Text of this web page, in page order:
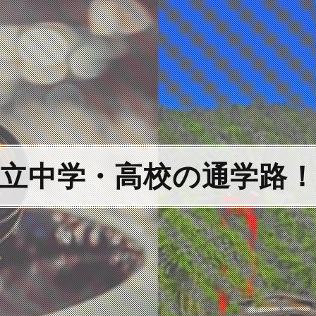
中学・高校の通学路